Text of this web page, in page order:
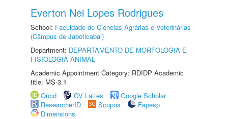
Everton Nei Lopes Rodrigues
School: Faculdade de Ciências Agrárias e Veterinárias
(Câmpus de Jaboticabal)
Department: DEPARTAMENTO DE MORFOLOGIA E
FISIOLOGIA ANIMAL
Academic Appointment Category: RDIDP Academic
title: MS-3.1
Orcid
CV Lattes
Google Scholar
ResearcherID
Scopus
Fapesp
Dimensions